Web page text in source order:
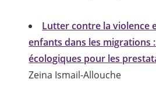
Lutter contre la violence
enfants dans les migrations
écologiques pour les
Zeina Ismail-Allouche